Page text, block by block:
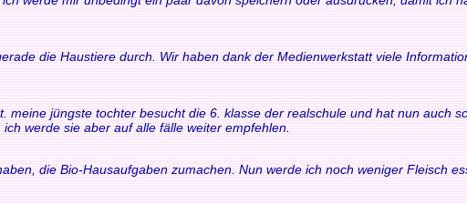
die Haustiere durch. Wir haben dank der Medienwerkstatt viele
jüngste tochter besucht die 6. klasse der realschule und hat nun auch
werde sie aber auf alle fälle weiter empfehlen.
die Bio-Hausaufgaben zumachen. Nun werde ich noch weniger Fleisch